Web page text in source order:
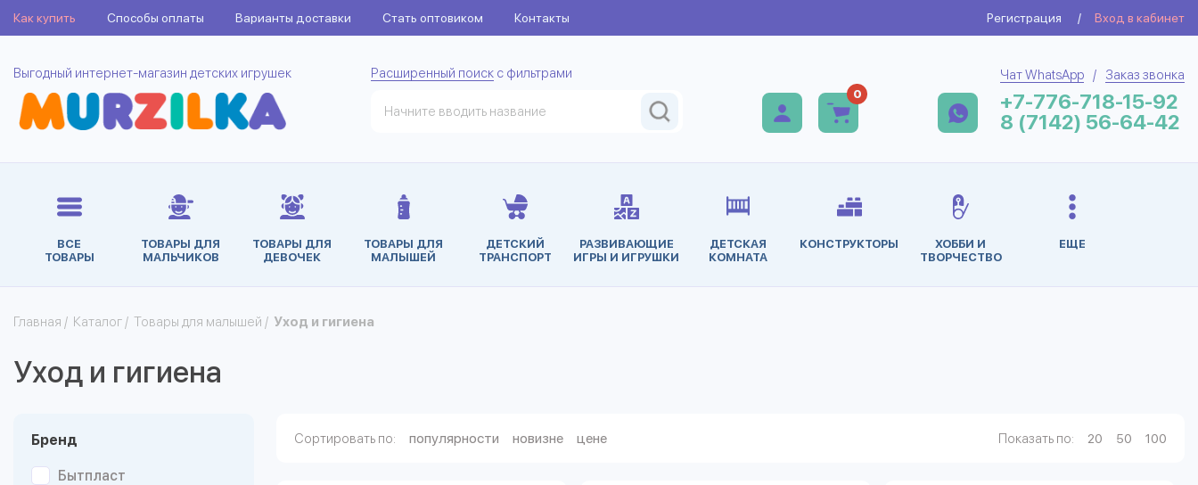
Как купить Способы оплаты Варианты доставки Стать оптовиком Контакты Регистрация / Вход в кабинет
Выгодный интернет-магазин детских игрушек Расширенный поиск с фильтрами
0
Чат WhatsApp / Заказ звонка
+7-776-718-15-92
8 (7142) 56-64-42
ВСЕ
ТОВАРЫ
ТОВАРЫ ДЛЯ
МАЛЬЧИКОВ
ТОВАРЫ ДЛЯ
ДЕВОЧЕК
ТОВАРЫ ДЛЯ
МАЛЫШЕЙ
ДЕТСКИЙ
ТРАНСПОРТ
РАЗВИВАЮЩИЕ
ИГРЫ И ИГРУШКИ
ДЕТСКАЯ
КОМНАТА
КОНСТРУКТОРЫ
ХОББИ И
ТВОРЧЕСТВО
ЕЩЕ
Главная / Каталог / Товары для малышей / Уход и гигиена
Уход и гигиена
Бренд
Бытпласт
Сортировать по: популярности новизне цене Показать по: 20 50 100